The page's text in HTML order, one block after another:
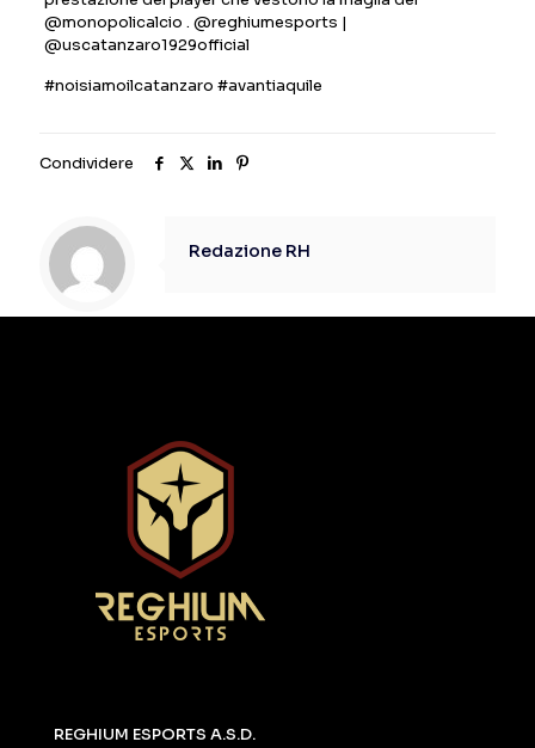
@monopolicalcio . @reghiumesports |
@uscatanzaro1929official
#noisiamoilcatanzaro #avantiaquile
Condividere
Redazione RH
REGHIUM ESPORTS A.S.D.